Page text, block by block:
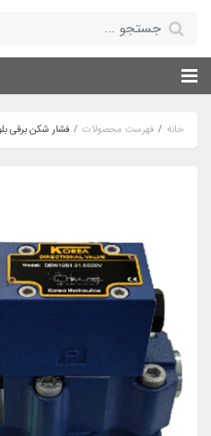
خانه فهرست محصولات فشار شکن برقی